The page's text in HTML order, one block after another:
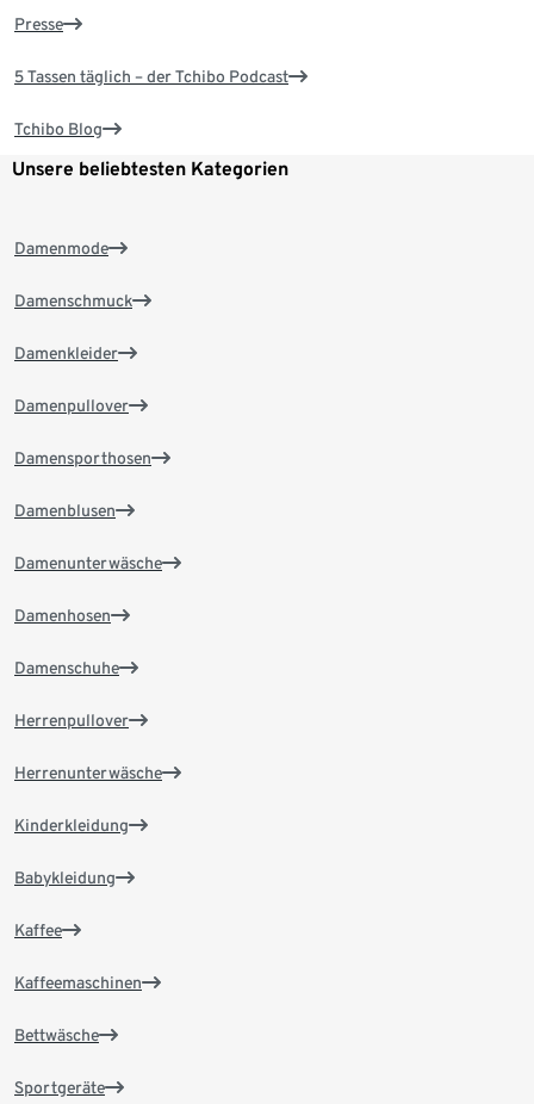
Presse
5 Tassen täglich – der Tchibo Podcast
Tchibo Blog
Unsere beliebtesten Kategorien
Damenmode
Damenschmuck
Damenkleider
Damenpullover
Damensporthosen
Damenblusen
Damenunterwäsche
Damenhosen
Damenschuhe
Herrenpullover
Herrenunterwäsche
Kinderkleidung
Babykleidung
Kaffee
Kaffeemaschinen
Bettwäsche
Sportgeräte